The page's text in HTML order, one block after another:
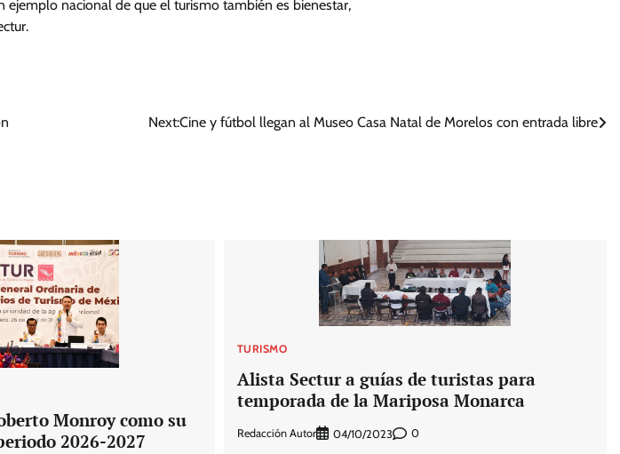
nacional de que el turismo también es bienestar,
Next:Cine y fútbol llegan al Museo Casa Natal de Morelos con entrada libre
Monroy como su
2026-2027
TURISMO
Alista Sectur a guías de turistas para
temporada de la Mariposa Monarca
Redacción Autor 04/10/2023 0